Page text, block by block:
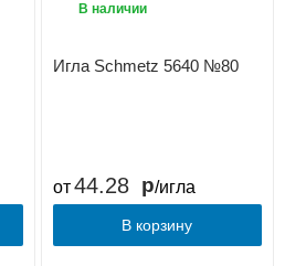
Игла Schmetz 5640 №80
В наличии
от 44.28 /игла
В корзину